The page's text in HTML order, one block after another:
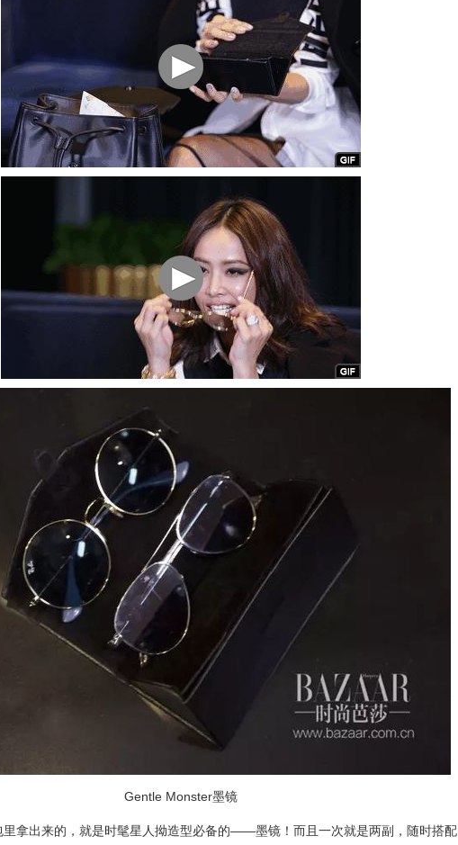
Gentle Monster墨镜
里拿出来的，就是时髦星人拗造型必备的——墨镜！而且一次就是两副，随时搭配